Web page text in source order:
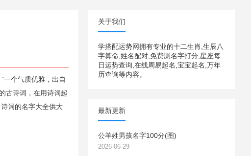
一个气质优雅，出自
古诗词，在用诗词起
词的名字大全供大
关于我们
学搭配运势网拥有专业的十二生肖,生辰八
字算命,姓名配对,免费测名字打分,星座每
日运势查询,在线周易起名,宝宝起名,万年
历查询等内容。
最新更新
公羊姓男孩名字100分(图)
2026-06-29